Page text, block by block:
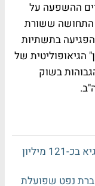
ההשפעה על
התחושה ששורת
בתשתיות
הגיאופוליטית של
בשוק
גולד בונד רוכשת את פעילות שחם גיא בכ-121 מיליון
נפט שפועלת